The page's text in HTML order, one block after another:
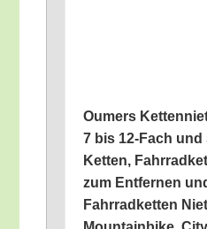
Oumers
7 bis 12-Fach und
Ket­ten,
zum Ent­fer­nen
Fahr­rad­ket­ten